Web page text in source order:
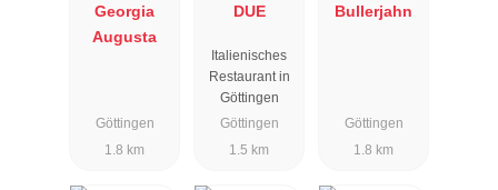
Georgia
Augusta
Göttingen
1.8 km
DUE
Italienisches
Restaurant in
Göttingen
Göttingen
1.5 km
Bullerjahn
Göttingen
1.8 km